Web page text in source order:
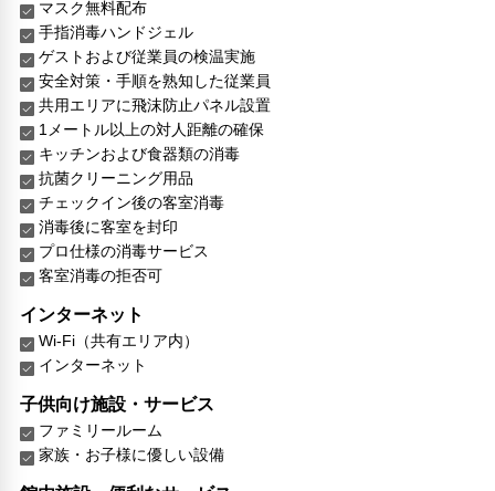
マスク無料配布
手指消毒ハンドジェル
ゲストおよび従業員の検温実施
安全対策・手順を熟知した従業員
共用エリアに飛沫防止パネル設置
1メートル以上の対人距離の確保
キッチンおよび食器類の消毒
抗菌クリーニング用品
チェックイン後の客室消毒
消毒後に客室を封印
プロ仕様の消毒サービス
客室消毒の拒否可
インターネット
Wi-Fi（共有エリア内）
インターネット
子供向け施設・サービス
ファミリールーム
家族・お子様に優しい設備